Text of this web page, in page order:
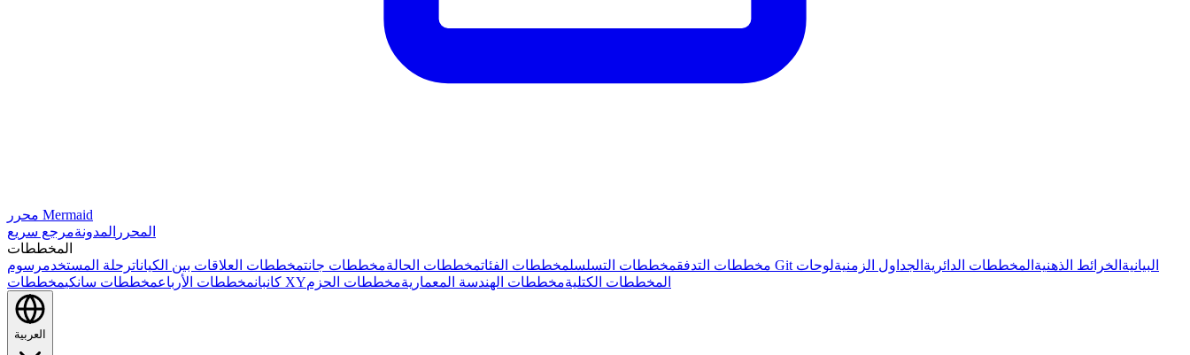
محرر Mermaid
المحرر المدونةمرجع سريع
المخططات
مخططات التدفقمخططات التسلسلمخططات الفئاتمخططات الحالةمخططات جانتمخططات العلاقات بين الكياناترحلة المستخدم رسوم Git البيانية الخرائط الذهنية المخططات الدائرية الجداول الزمنيةلوحات
كانبانمخططات الأرباعمخططات سانكي مخططات XY المخططات الكتليةمخططات الهندسة المعماريةمخططات الحزم
العربية